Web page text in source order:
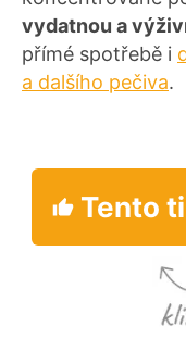
vydatnou a
přímé spotřebě i
a dalšího pečiva.
Tento